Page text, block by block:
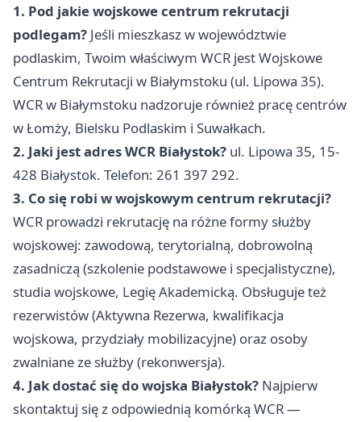
1. Pod jakie wojskowe centrum rekrutacji
podlegam? Jeśli mieszkasz w województwie
podlaskim, Twoim właściwym WCR jest Wojskowe
Centrum Rekrutacji w Białymstoku (ul. Lipowa 35).
WCR w Białymstoku nadzoruje również pracę centrów
w Łomży, Bielsku Podlaskim i Suwałkach.
2. Jaki jest adres WCR Białystok? ul. Lipowa 35, 15-
428 Białystok. Telefon: 261 397 292.
3. Co się robi w wojskowym centrum rekrutacji?
WCR prowadzi rekrutację na różne formy służby
wojskowej: zawodową, terytorialną, dobrowolną
zasadniczą (szkolenie podstawowe i specjalistyczne),
studia wojskowe, Legię Akademicką. Obsługuje też
rezerwistów (Aktywna Rezerwa, kwalifikacja
wojskowa, przydziały mobilizacyjne) oraz osoby
zwalniane ze służby (rekonwersja).
4. Jak dostać się do wojska Białystok? Najpierw
skontaktuj się z odpowiednią komórką WCR —